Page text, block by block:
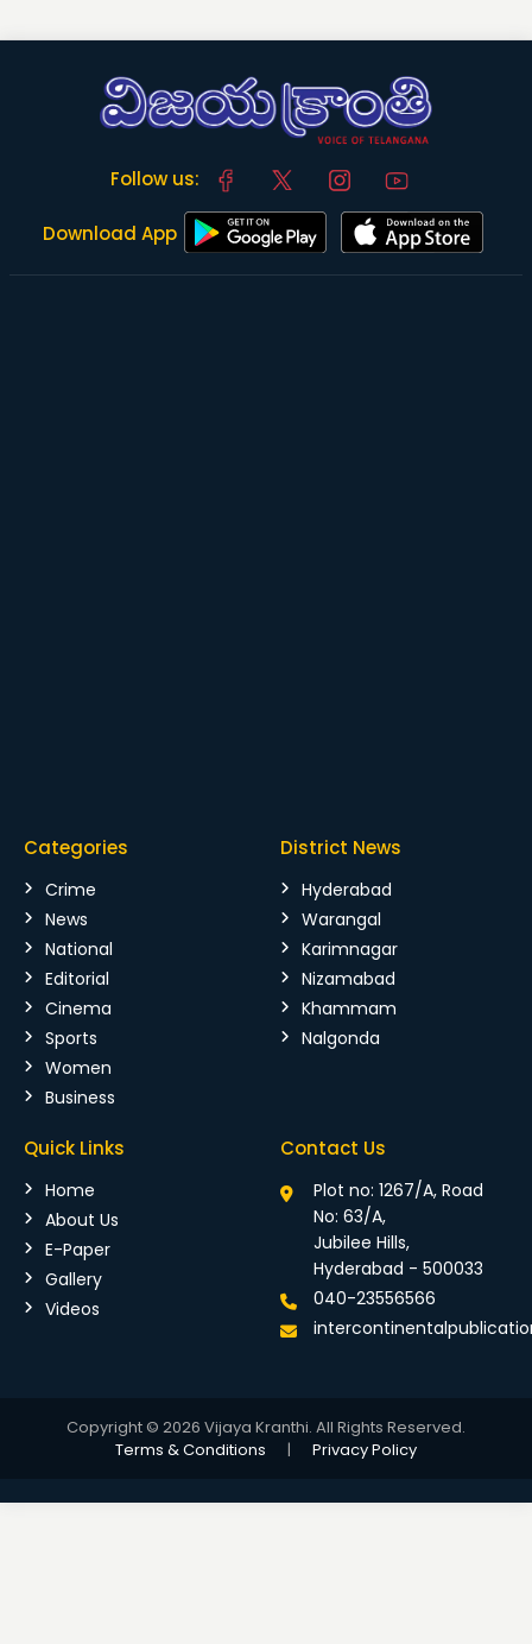
Follow us:
Download App
Categories
Crime
News
National
Editorial
Cinema
Sports
Women
Business
District News
Hyderabad
Warangal
Karimnagar
Nizamabad
Khammam
Nalgonda
Quick Links
Home
About Us
E-Paper
Gallery
Videos
Contact Us
Plot no: 1267/A, Road
No: 63/A,
Jubilee Hills,
Hyderabad - 500033
040-23556566
Copyright © 2026 Vijaya Kranthi. All Rights Reserved.
Terms & Conditions
| Privacy Policy